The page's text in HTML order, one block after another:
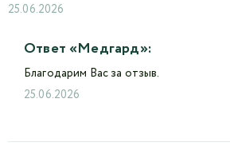
25.06.2026
Ответ «Медгард»:
Благодарим Вас за отзыв.
25.06.2026